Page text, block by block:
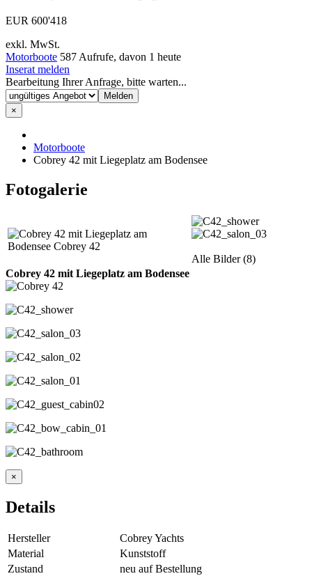
EUR 600'418
exkl. MwSt.
Motorboote 587 Aufrufe, davon 1 heute
Inserat melden
Bearbeitung Ihrer Anfrage, bitte warten...
×
Motorboote
Cobrey 42 mit Liegeplatz am Bodensee
Fotogalerie
Alle Bilder (8)
Cobrey 42 mit Liegeplatz am Bodensee
×
Details
Hersteller
Cobrey Yachts
Material
Kunststoff
Zustand
neu auf Bestellung